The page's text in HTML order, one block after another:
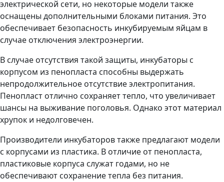
электрической сети, но некоторые модели также
оснащены дополнительными блоками питания. Это
обеспечивает безопасность инкубируемым яйцам в
случае отключения электроэнергии.
В случае отсутствия такой защиты, инкубаторы с
корпусом из пенопласта способны выдержать
непродолжительное отсутствие электропитания.
Пенопласт отлично сохраняет тепло, что увеличивает
шансы на выживание поголовья. Однако этот материал
хрупок и недолговечен.
Производители инкубаторов также предлагают модели
с корпусами из пластика. В отличие от пенопласта,
пластиковые корпуса служат годами, но не
обеспечивают сохранение тепла без питания.